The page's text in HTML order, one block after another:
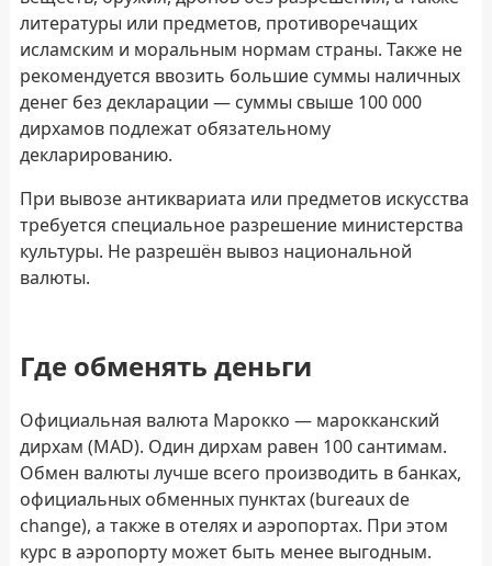
литературы или предметов, противоречащих
исламским и моральным нормам страны. Также не
рекомендуется ввозить большие суммы наличных
денег без декларации — суммы свыше 100 000
дирхамов подлежат обязательному
декларированию.
При вывозе антиквариата или предметов искусства
требуется специальное разрешение министерства
культуры. Не разрешён вывоз национальной
валюты.
Где обменять деньги
Официальная валюта Марокко — марокканский
дирхам (MAD). Один дирхам равен 100 сантимам.
Обмен валюты лучше всего производить в банках,
официальных обменных пунктах (bureaux de
change), а также в отелях и аэропортах. При этом
курс в аэропорту может быть менее выгодным.